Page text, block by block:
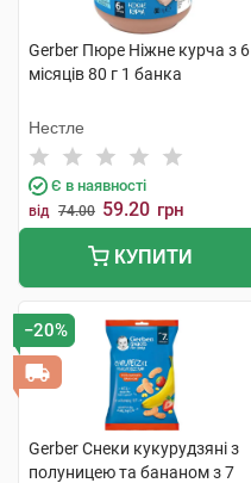
Gerber Пюре Ніжне курча з 6
місяців 80 г 1 банка
Нестле
Є в наявності
від 74.00 59.20 грн
КУПИТИ
−20%
Gerber Снеки кукурудзяні з
полуницею та бананом з 7